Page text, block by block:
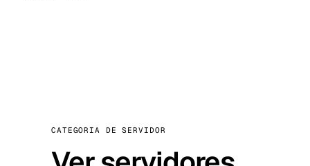
CATEGORIA DE SERVIDOR